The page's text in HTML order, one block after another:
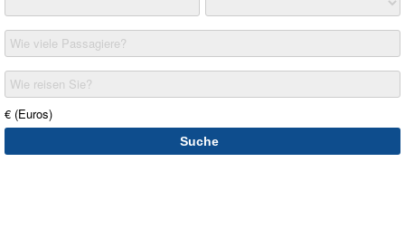
Wie viele Passagiere?
Wie reisen Sie?
€ (Euros)
Suche